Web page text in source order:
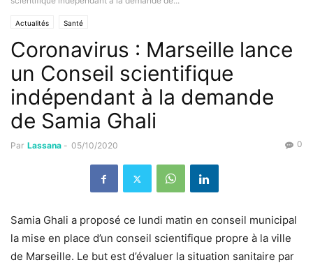
Actualités Santé
Coronavirus : Marseille lance
un Conseil scientifique
indépendant à la demande
de Samia Ghali
Par Lassana - 05/10/2020 0
Samia Ghali a proposé ce lundi matin en conseil municipal
la mise en place d’un conseil scientifique propre à la ville
de Marseille. Le but est d’évaluer la situation sanitaire par